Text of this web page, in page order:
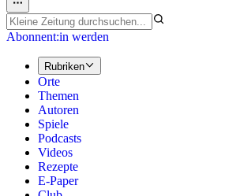
Abonnent:in werden
Rubriken
Orte
Themen
Autoren
Spiele
Podcasts
Videos
Rezepte
E-Paper